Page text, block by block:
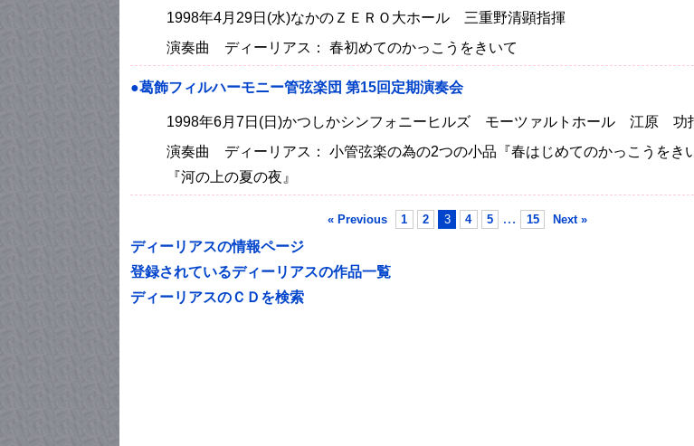
1998年4月29日(水)なかのＺＥＲＯ大ホール 三重野清顕指揮
演奏曲 ディーリアス： 春初めてのかっこうをきいて
●葛飾フィルハーモニー管弦楽団 第15回定期演奏会
1998年6月7日(日)かつしかシンフォニーヒルズ モーツァルトホール 江原 功
演奏曲 ディーリアス： 小管弦楽の為の2つの小品『春はじめてのかっこうをき
『河の上の夏の夜』
« Previous 1 2 3 4 5 … 15 Next »
ディーリアスの情報ページ
登録されているディーリアスの作品一覧
ディーリアスのＣＤを検索